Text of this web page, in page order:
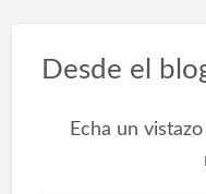
Desde el
Echa un